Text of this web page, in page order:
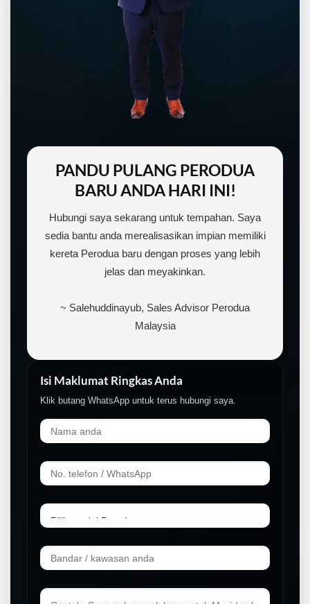
PANDU PULANG PERODUA
BARU ANDA HARI INI!
Hubungi saya sekarang untuk tempahan. Saya
sedia bantu anda merealisasikan impian memiliki
kereta Perodua baru dengan proses yang lebih
jelas dan meyakinkan.
~ Salehuddinayub, Sales Advisor Perodua
Malaysia
Isi Maklumat Ringkas Anda
Klik butang WhatsApp untuk terus hubungi saya.